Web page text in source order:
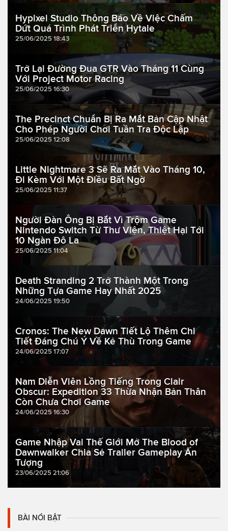
Hypixel Studio Thông Báo Về Việc Chấm
Dứt Quá Trình Phát Triển Hytale
25/06/2025 18:43
Trở Lại Đường Đua GTR Vào Tháng 11 Cùng
Với Project Motor Racing
25/06/2025 16:30
The Precinct Chuẩn Bị Ra Mắt Bản Cập Nhật
Cho Phép Người Chơi Tuần Tra Độc Lập
25/06/2025 12:08
Little Nightmare 3 Sẽ Ra Mắt Vào Tháng 10,
Đi Kèm Với Một Điều Bất Ngờ
25/06/2025 11:37
Người Đàn Ông Bị Bắt Vì Trộm Game
Nintendo Switch Từ Thư Viện, Thiệt Hại Tới
10 Ngàn Đô La
25/06/2025 11:04
Death Stranding 2 Trở Thành Một Trong
Những Tựa Game Hay Nhất 2025
24/06/2025 19:50
Cronos: The New Dawn Tiết Lộ Thêm Chi
Tiết Đáng Chú Ý Về Kẻ Thù Trong Game
24/06/2025 17:07
Nam Diễn Viên Lồng Tiếng Trong Clair
Obscur: Expedition 33 Thừa Nhận Bản Thân
Còn Chưa Chơi Game
24/06/2025 16:30
Game Nhập Vai Thế Giới Mở The Blood of
Dawnwalker Chia Sẻ Trailer Gameplay Ấn
Tượng
23/06/2025 21:06
BÀI NỔI BẬT